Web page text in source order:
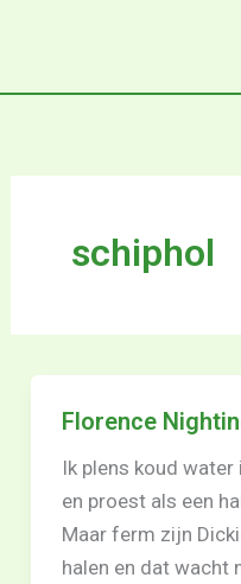
schiphol
Florence
Ik plens koud
en proest als een
Maar ferm zijn
halen en dat wacht